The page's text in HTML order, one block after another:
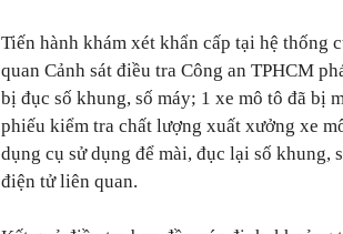
Tiến hành khám xét khẩn cấp tại hệ thống
quan Cảnh sát điều tra Công an TPHCM
bị đục số khung, số máy; 1 xe mô tô đã bị
phiếu kiểm tra chất lượng xuất xưởng xe
dụng cụ sử dụng để mài, đục lại số
điện tử liên quan.